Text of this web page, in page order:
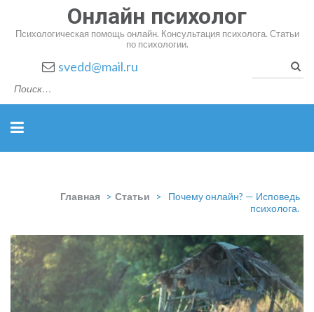
Онлайн психолог
Психологическая помощь онлайн. Консультация психолога. Статьи
по психологии.
svedd@mail.ru
Главная > Статьи >
Почему онлайн? — Исповедь
психолога.